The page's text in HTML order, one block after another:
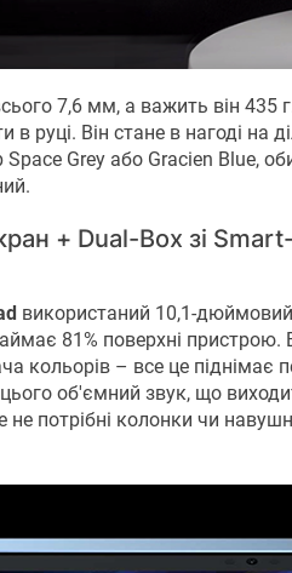
7,6 мм, а важить він 435
в руці. Він стане в нагоді на
Grey або Gracien Blue,
+ Dual-Box зі
використаний 10,1-
81% поверхні пристрою.
кольорів – все це піднімає
об'ємний звук, що
не потрібні колонки чи